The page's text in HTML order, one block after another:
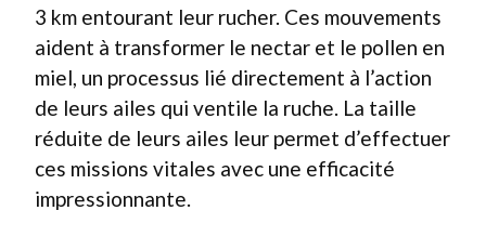
3 km entourant leur rucher. Ces mouvements
aident à transformer le nectar et le pollen en
miel, un processus lié directement à l’action
de leurs ailes qui ventile la ruche. La taille
réduite de leurs ailes leur permet d’effectuer
ces missions vitales avec une efficacité
impressionnante.